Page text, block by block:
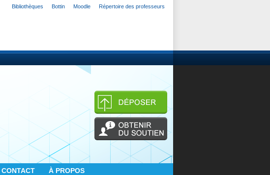
Bibliothèques Bottin Moodle Répertoire des professeurs
CONTACT À PROPOS